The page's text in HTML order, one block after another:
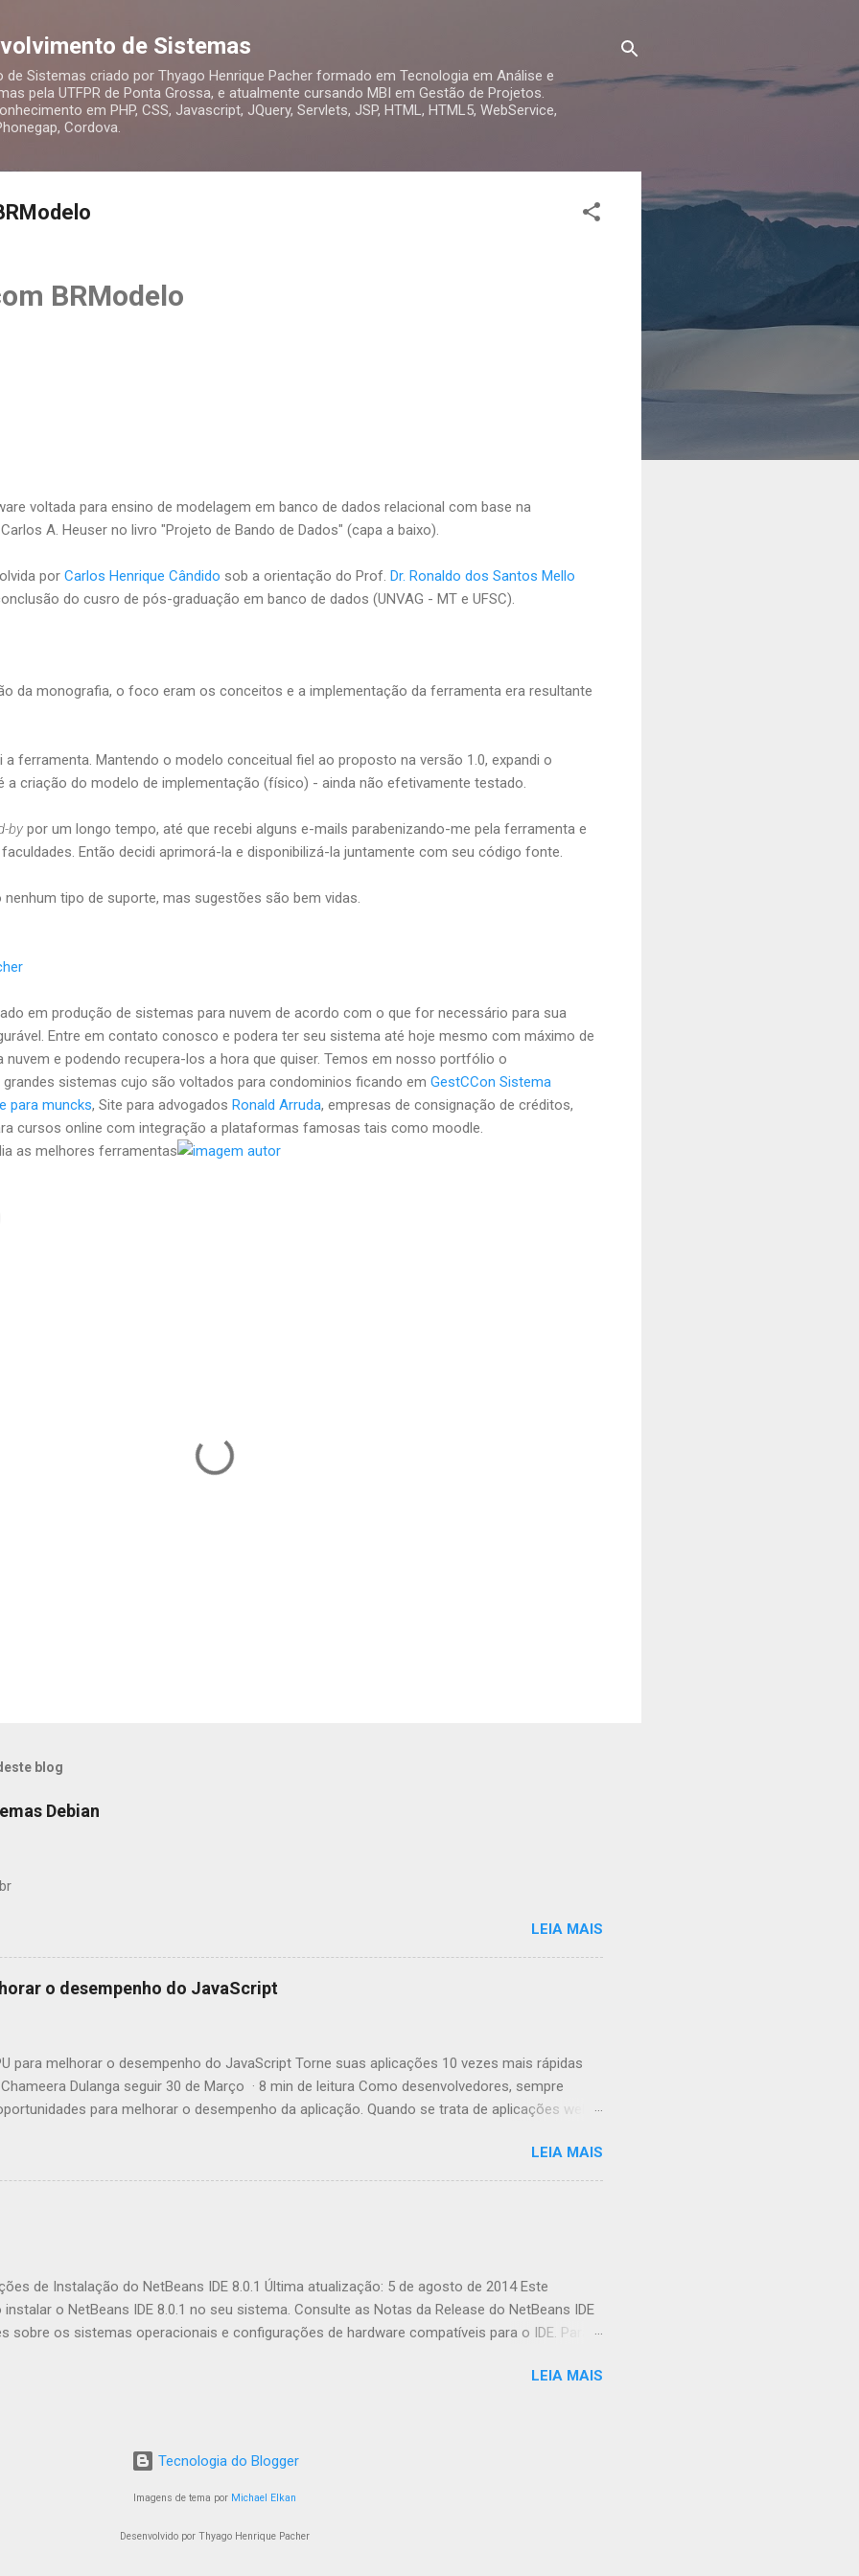
de Sistemas
de Sistemas criado por Thyago Henrique Pacher formado em Tecnologia em Análise e
pela UTFPR de Ponta Grossa, e atualmente cursando MBI em Gestão de Projetos.
em PHP, CSS, Javascript, JQuery, Servlets, JSP, HTML, HTML5, WebService,
Cordova.
BRModelo
voltada para ensino de modelagem em banco de dados relacional com base na
A. Heuser no livro "Projeto de Bando de Dados" (capa a baixo).
por Carlos Henrique Cândido sob a orientação do Prof. Dr. Ronaldo dos Santos Mello
do cusro de pós-graduação em banco de dados (UNVAG - MT e UFSC).
da monografia, o foco eram os conceitos e a implementação da ferramenta era resultante
a ferramenta. Mantendo o modelo conceitual fiel ao proposto na versão 1.0, expandi o
a criação do modelo de implementação (físico) - ainda não efetivamente testado.
by por um longo tempo, até que recebi alguns e-mails parabenizando-me pela ferramenta e
Então decidi aprimorá-la e disponibilizá-la juntamente com seu código fonte.
tipo de suporte, mas sugestões são bem vidas.
em produção de sistemas para nuvem de acordo com o que for necessário para sua
Entre em contato conosco e podera ter seu sistema até hoje mesmo com máximo de
nuvem e podendo recupera-los a hora que quiser. Temos em nosso portfólio o
sistemas cujo são voltados para condominios ficando em GestCCon Sistema
para muncks, Site para advogados Ronald Arruda, empresas de consignação de créditos,
cursos online com integração a plataformas famosas tais como moodle.
as melhores ferramentas
blog
Debian
LEIA MAIS
o desempenho do JavaScript
para melhorar o desempenho do JavaScript Torne suas aplicações 10 vezes mais rápidas
Dulanga seguir 30 de Março · 8 min de leitura Como desenvolvedores, sempre
para melhorar o desempenho da aplicação. Quando se trata de aplicações web,
web para aumentar o desempenho? Este artigo irá apresentá-lo a uma biblioteca de
chamada GPU.js e mostrar-lhe como melhorar computações complexas. O que é
que devemos usá-la? Fonte: https://gpu.rocks/#/ Em suma, GPU.js é uma biblioteca de
LEIA MAIS
de Instalação do NetBeans IDE 8.0.1 Última atualização: 5 de agosto de 2014 Este
o NetBeans IDE 8.0.1 no seu sistema. Consulte as Notas da Release do NetBeans IDE
sobre os sistemas operacionais e configurações de hardware compatíveis para o IDE. Para
Software Necessário Opções de Download do Instalador Personalizando Sua Instalação
Software Necessário É necessário ter o Java SE Development Kit (JDK) 7, Atualização 10
LEIA MAIS
Tecnologia do Blogger
Imagens de tema por Michael Elkan
Desenvolvido por Thyago Henrique Pacher